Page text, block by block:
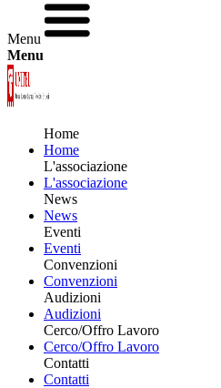
Menu
Menu
Home
Home
L'associazione
L'associazione
News
News
Eventi
Eventi
Convenzioni
Convenzioni
Audizioni
Audizioni
Cerco/Offro Lavoro
Cerco/Offro Lavoro
Contatti
Contatti